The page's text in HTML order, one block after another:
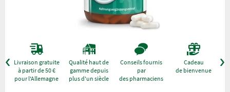
Livraison gratuite
à partir de 50 €
pour l'Allemagne
Qualité haut de
gamme depuis
plus d'un siècle
Conseils fournis
par
des pharmaciens
Cadeau
de bienvenue